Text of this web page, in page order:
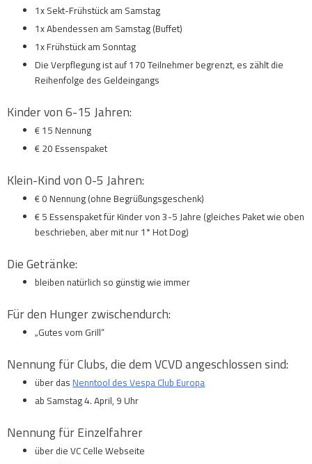
1x Sekt-Frühstück am Samstag
1x Abendessen am Samstag (Buffet)
1x Frühstück am Sonntag
Die Verpflegung ist auf 170 Teilnehmer begrenzt, es zählt die
Reihenfolge des Geldeingangs
Kinder von 6-15 Jahren:
€ 15 Nennung
€ 20 Essenspaket
Klein-Kind von 0-5 Jahren:
€ 0 Nennung (ohne Begrüßungsgeschenk)
€ 5 Essenspaket für Kinder von 3-5 Jahre (gleiches Paket wie oben
beschrieben, aber mit nur 1* Hot Dog)
Die Getränke:
bleiben natürlich so günstig wie immer
Für den Hunger zwischendurch:
„Gutes vom Grill“
Nennung für Clubs, die dem VCVD angeschlossen sind:
über das Nenntool des Vespa Club Europa
ab Samstag 4. April, 9 Uhr
Nennung für Einzelfahrer
über die VC Celle Webseite